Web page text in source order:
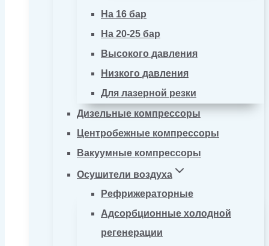
На 16 бар
На 20-25 бар
Высокого давления
Низкого давления
Для лазерной резки
Дизельные компрессоры
Центробежные компрессоры
Вакуумные компрессоры
Осушители воздуха
Рефрижераторные
Адсорбционные холодной
регенерации